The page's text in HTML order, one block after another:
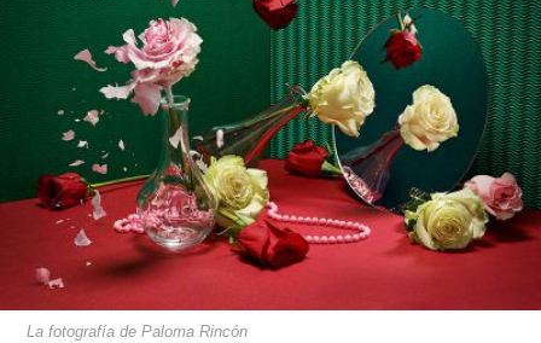
La fotografía de Paloma Rincón